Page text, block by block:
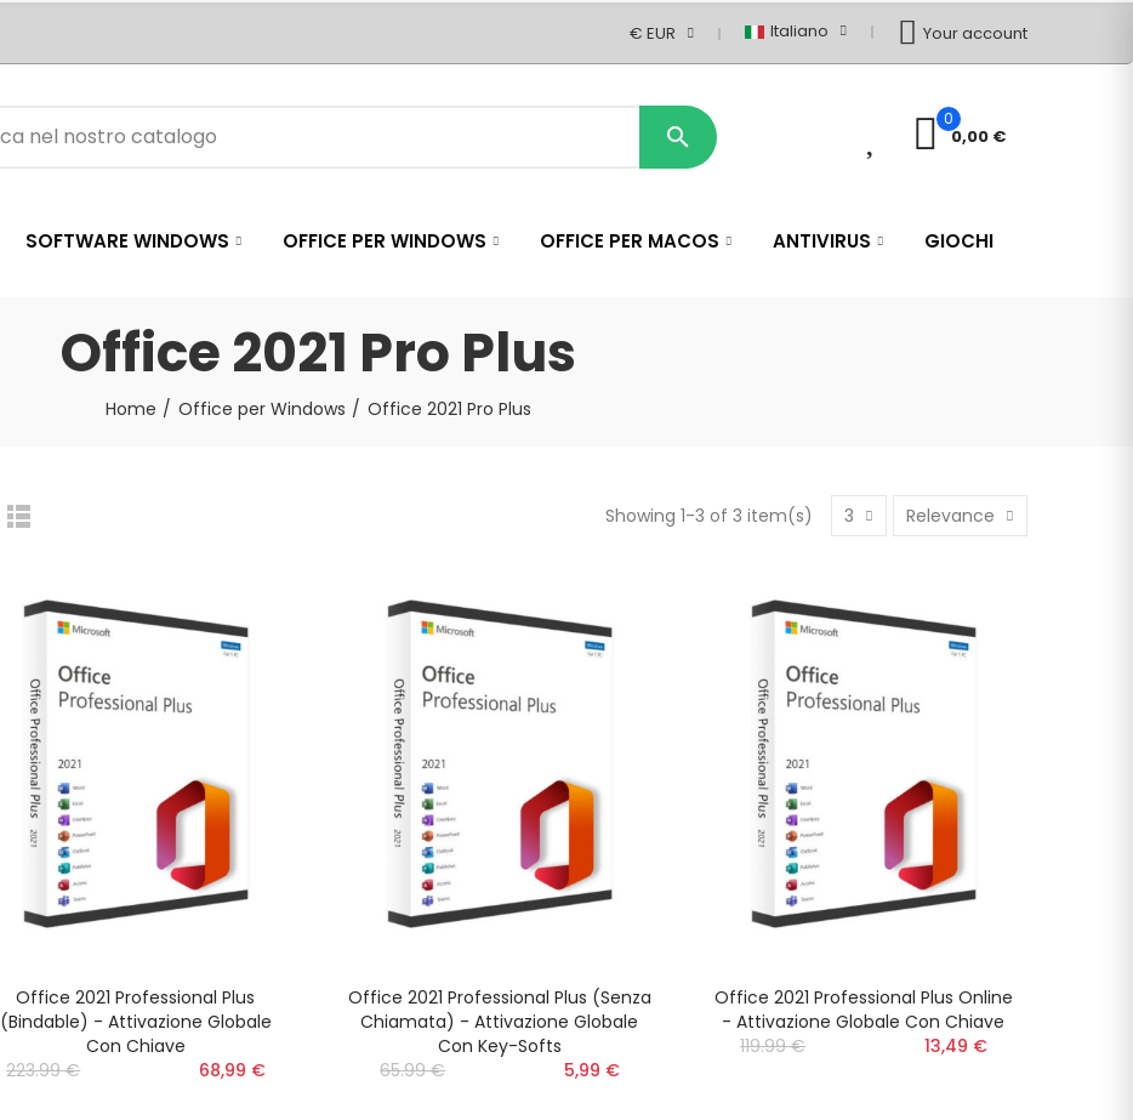
€ EUR Italiano Your account

0
0,00 €
SOFTWARE WINDOWS OFFICE PER WINDOWS OFFICE PER MACOS ANTIVIRUS GIOCHI
Office 2021 Pro Plus
Home Office per Windows Office 2021 Pro Plus
Showing 1-3 of 3 item(s) 3 Relevance
Office 2021 Professional Plus
(Bindable) - Attivazione Globale
Con Chiave
223.99 €
68,99 €
Office 2021 Professional Plus (Senza
Chiamata) - Attivazione Globale
Con Key-Softs
65.99 €
5,99 €
Office 2021 Professional Plus Online
- Attivazione Globale Con Chiave
119.99 €
13,49 €